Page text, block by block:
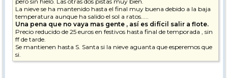
La nieve se ha mantenido hasta el final muy buena debido a la baja
temperatura aunque ha salido el sol a ratos.....
Una pena que no vaya mas gente , así es difícil salir a flote.
Precio reducido de 25 euros en festivos hasta final de temporada , sin
ff de tarde.
Se mantienen hasta S. Santa si la nieve aguanta que esperemos que
si.